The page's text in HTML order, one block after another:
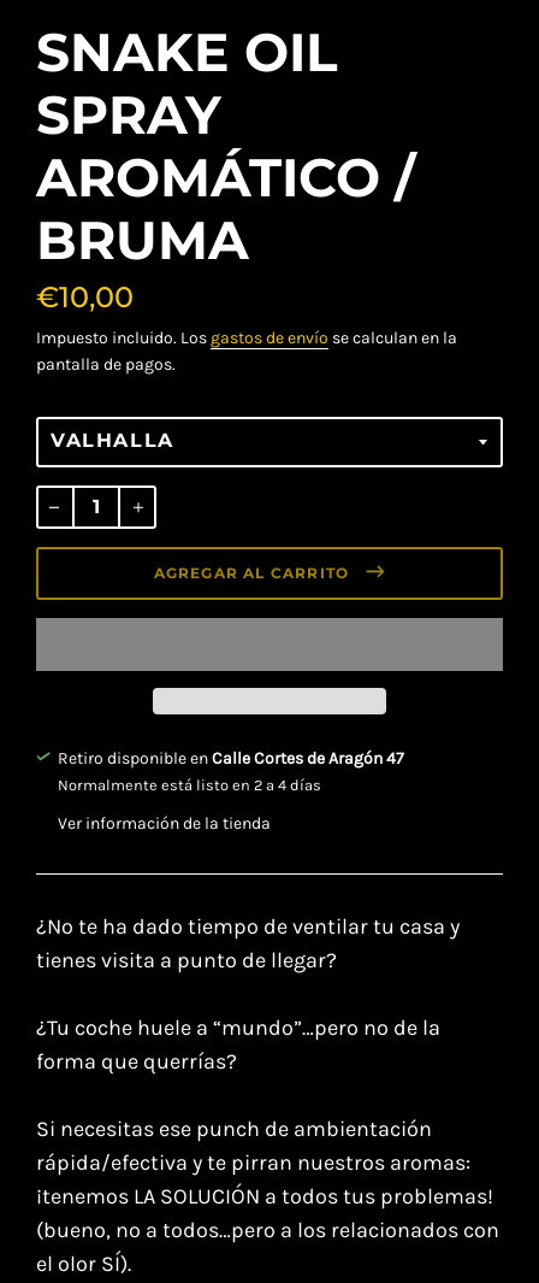
SNAKE OIL
SPRAY
AROMÁTICO /
BRUMA
€10,00
Impuesto incluido. Los gastos de envío se calculan en la
pantalla de pagos.
habitual
AGREGAR AL CARRITO
Retiro disponible enCalle Cortes de Aragón 47
Normalmente está listo en 2 a 4 días
Ver información de la tienda
¿No te ha dado tiempo de ventilar tu casa y
tienes visita a punto de llegar?
¿Tu coche huele a “mundo”…pero no de la
forma que querrías?
Si necesitas ese punch de ambientación
rápida/efectiva y te pirran nuestros aromas:
¡tenemos LA SOLUCIÓN a todos tus problemas!
(bueno, no a todos…pero a los relacionados con
el olor SÍ).